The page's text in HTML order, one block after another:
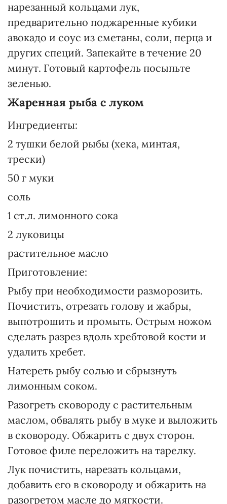
нарезанный кольцами лук,
предварительно поджаренные кубики
авокадо и соус из сметаны, соли, перца и
других специй. Запекайте в течение 20
минут. Готовый картофель посыпьте
зеленью.
Жаренная рыба с луком
Ингредиенты:
2 тушки белой рыбы (хека, минтая,
трески)
50 г муки
соль
1 ст.л. лимонного сока
2 луковицы
растительное масло
Приготовление:
Рыбу при необходимости разморозить.
Почистить, отрезать голову и жабры,
выпотрошить и промыть. Острым ножом
сделать разрез вдоль хребтовой кости и
удалить хребет.
Натереть рыбу солью и сбрызнуть
лимонным соком.
Разогреть сковороду с растительным
маслом, обвалять рыбу в муке и выложить
в сковороду. Обжарить с двух сторон.
Готовое филе переложить на тарелку.
Лук почистить, нарезать кольцами,
добавить его в сковороду и обжарить на
разогретом масле до мягкости.